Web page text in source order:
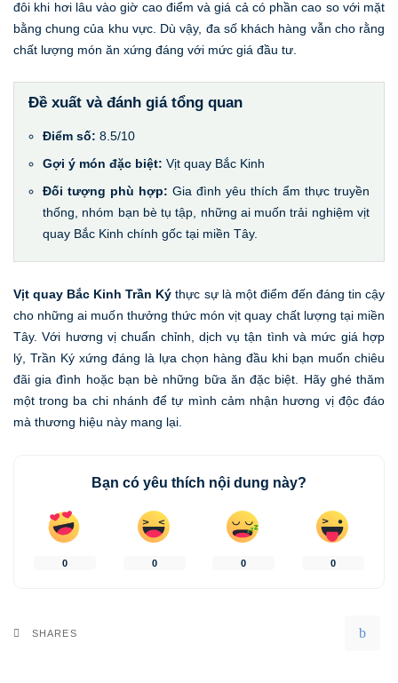
đôi khi hơi lâu vào giờ cao điểm và giá cả có phần cao so với mặt
bằng chung của khu vực. Dù vậy, đa số khách hàng vẫn cho rằng
chất lượng món ăn xứng đáng với mức giá đầu tư.
Đề xuất và đánh giá tổng quan
Điểm số: 8.5/10
Gợi ý món đặc biệt: Vịt quay Bắc Kinh
Đối tượng phù hợp: Gia đình yêu thích ẩm thực truyền
thống, nhóm bạn bè tụ tập, những ai muốn trải nghiệm vịt
quay Bắc Kinh chính gốc tại miền Tây.
Vịt quay Bắc Kinh Trần Ký thực sự là một điểm đến đáng tin cậy
cho những ai muốn thưởng thức món vịt quay chất lượng tại miền
Tây. Với hương vị chuẩn chỉnh, dịch vụ tận tình và mức giá hợp
lý, Trần Ký xứng đáng là lựa chọn hàng đầu khi bạn muốn chiêu
đãi gia đình hoặc bạn bè những bữa ăn đặc biệt. Hãy ghé thăm
một trong ba chi nhánh để tự mình cảm nhận hương vị độc đáo
mà thương hiệu này mang lại.
Bạn có yêu thích nội dung này?
0 0 0 0
SHARES